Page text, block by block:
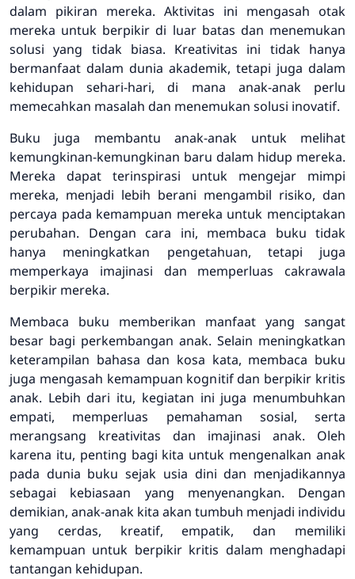
dalam pikiran mereka. Aktivitas ini mengasah otak
mereka untuk berpikir di luar batas dan menemukan
solusi yang tidak biasa. Kreativitas ini tidak hanya
bermanfaat dalam dunia akademik, tetapi juga dalam
kehidupan sehari-hari, di mana anak-anak perlu
memecahkan masalah dan menemukan solusi inovatif.
Buku juga membantu anak-anak untuk melihat
kemungkinan-kemungkinan baru dalam hidup mereka.
Mereka dapat terinspirasi untuk mengejar mimpi
mereka, menjadi lebih berani mengambil risiko, dan
percaya pada kemampuan mereka untuk menciptakan
perubahan. Dengan cara ini, membaca buku tidak
hanya meningkatkan pengetahuan, tetapi juga
memperkaya imajinasi dan memperluas cakrawala
berpikir mereka.
Membaca buku memberikan manfaat yang sangat
besar bagi perkembangan anak. Selain meningkatkan
keterampilan bahasa dan kosa kata, membaca buku
juga mengasah kemampuan kognitif dan berpikir kritis
anak. Lebih dari itu, kegiatan ini juga menumbuhkan
empati, memperluas pemahaman sosial, serta
merangsang kreativitas dan imajinasi anak. Oleh
karena itu, penting bagi kita untuk mengenalkan anak
pada dunia buku sejak usia dini dan menjadikannya
sebagai kebiasaan yang menyenangkan. Dengan
demikian, anak-anak kita akan tumbuh menjadi individu
yang cerdas, kreatif, empatik, dan memiliki
kemampuan untuk berpikir kritis dalam menghadapi
tantangan kehidupan.